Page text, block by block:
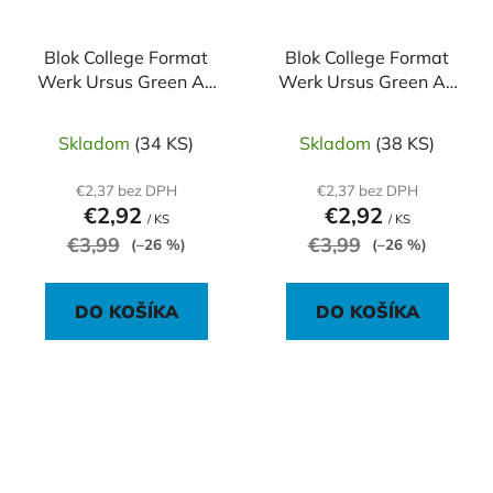
Blok College Format
Werk Ursus Green A4
Skladom (34 KS)
€2,37 bez DPH
€2,92 / KS
€3,99 (–26 %)
DO KOŠÍKA
Blok College Format
Werk Ursus Green A4
Skladom (38 KS)
€2,37 bez DPH
€2,92 / KS
€3,99 (–26 %)
DO KOŠÍKA